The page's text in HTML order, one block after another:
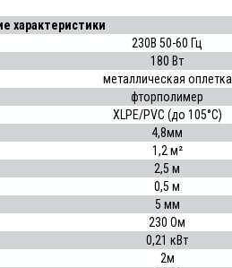
характеристики
230В 50-60 Гц
180 Вт
металлическая оплетка
фторполимер
XLPE/PVC (до 105°С)
4,8мм
1,2 м²
2,5 м
0,5 м
5 мм
230 Ом
0,21 кВт
2м